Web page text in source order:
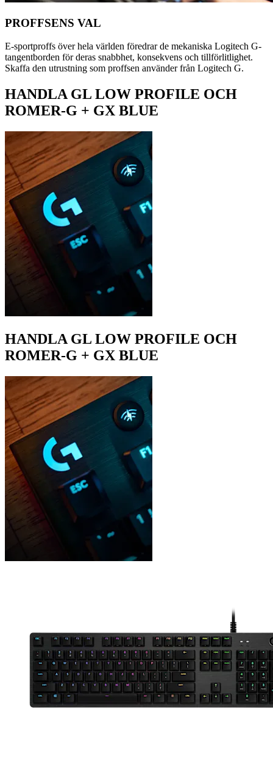
PROFFSENS VAL
E-sportproffs över hela världen föredrar de mekaniska Logitech G-
tangentborden för deras snabbhet, konsekvens och tillförlitlighet.
Skaffa den utrustning som proffsen använder från Logitech G.
HANDLA GL LOW PROFILE OCH
ROMER-G + GX BLUE
HANDLA GL LOW PROFILE OCH
ROMER-G + GX BLUE